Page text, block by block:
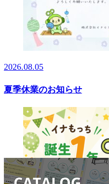
2026.08.05
夏季休業のお知らせ